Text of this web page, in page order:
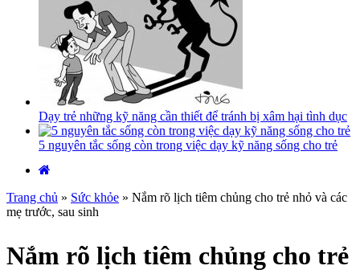
Dạy trẻ những kỹ năng cần thiết để tránh bị xâm hại tình dục
5 nguyên tắc sống còn trong việc dạy kỹ năng sống cho trẻ
Trang chủ » Sức khỏe » Nắm rõ lịch tiêm chủng cho trẻ nhỏ và các
mẹ trước, sau sinh
Nắm rõ lịch tiêm chủng cho trẻ